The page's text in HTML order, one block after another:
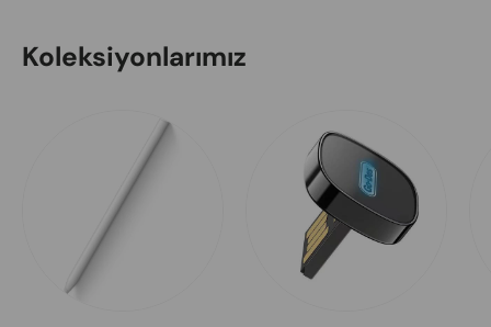
Koleksiyonlarımız